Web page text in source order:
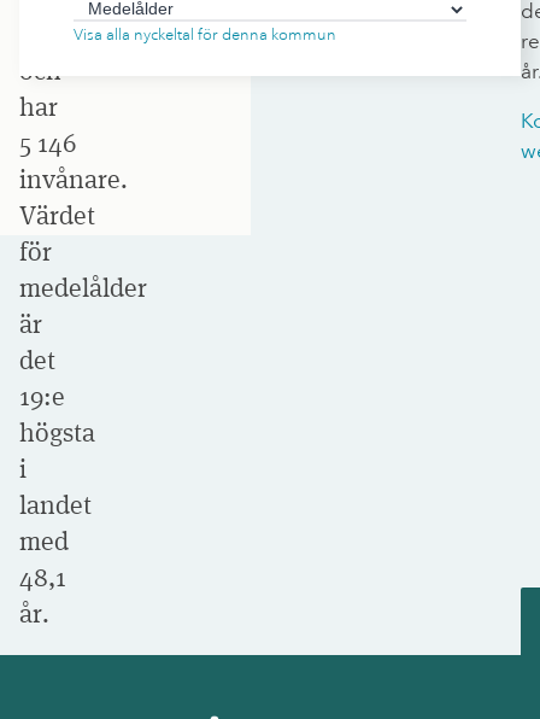
och
har
5 146
invånare.
Värdet
för
medelålder
är
det
19:e
högsta
i
landet
med
48,1
år.
Visa alla nyckeltal för denna kommun